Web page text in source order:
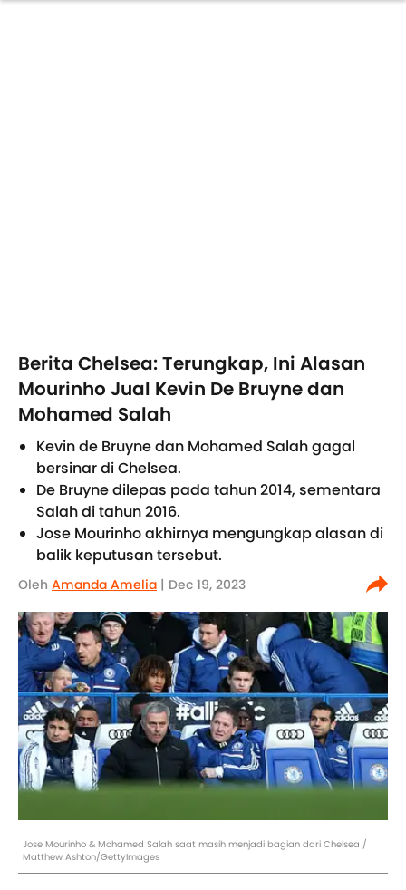
Berita Chelsea: Terungkap, Ini Alasan
Mourinho Jual Kevin De Bruyne dan
Mohamed Salah
Kevin de Bruyne dan Mohamed Salah gagal
bersinar di Chelsea.
De Bruyne dilepas pada tahun 2014, sementara
Salah di tahun 2016.
Jose Mourinho akhirnya mengungkap alasan di
balik keputusan tersebut.
Oleh Amanda Amelia | Dec 19, 2023
Jose Mourinho & Mohamed Salah saat masih menjadi bagian dari Chelsea /
Matthew Ashton/GettyImages